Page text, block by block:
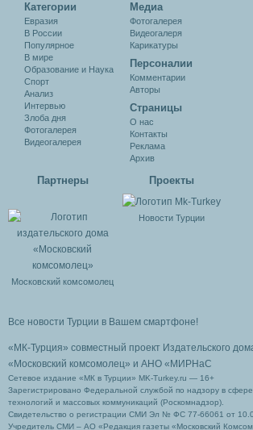
Категории
Евразия
В России
Популярное
В мире
Образование и Наука
Спорт
Анализ
Интервью
Злоба дня
Фотогалерея
Видеогалерея
Медиа
Фотогалерея
Видеогалеря
Карикатуры
Персоналии
Комментарии
Авторы
Cтраницы
О нас
Контакты
Реклама
Архив
Партнеры
Московский комсомолец
Проекты
Новости Турции
Все новости Турции в Вашем смартфоне!
«МК-Турция» совместный проект Издательского
«Московский комсомолец» и АНО «МИРНаС
Сетевое издание «МК в Турции» MK-Turkey.ru — 16+
Зарегистрировано Федеральной службой по надзору в
технологий и массовых коммуникаций (Роскомнадзор).
Свидетельство о регистрации СМИ Эл № ФС 77-66061 от
Учредитель СМИ – АО «Редакция газеты «Московский